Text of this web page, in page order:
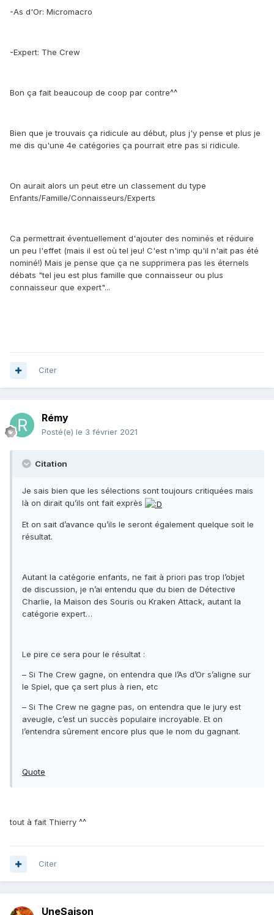
-As d'Or: Micromacro
-Expert: The Crew
Bon ça fait beaucoup de coop par contre^^
Bien que je trouvais ça ridicule au début, plus j'y pense et plus je
me dis qu'une 4e catégories ça pourrait etre pas si ridicule.
On aurait alors un peut etre un classement du type
Enfants/Famille/Connaisseurs/Experts
Ca permettrait éventuellement d'ajouter des nominés et réduire
un peu l'effet (mais il est où tel jeu! C'est n'imp qu'il n'ait pas été
nominé!) Mais je pense que ça ne supprimera pas les éternels
débats "tel jeu est plus famille que connaisseur ou plus
connaisseur que expert"...
Citer
Rémy
Posté(e) le 3 février 2021
Citation
Je sais bien que les sélections sont toujours critiquées mais
là on dirait qu’ils ont fait exprès
Et on sait d’avance qu’ils le seront également quelque soit le
résultat.
Autant la catégorie enfants, ne fait à priori pas trop l’objet
de discussion, je n’ai entendu que du bien de Détective
Charlie, la Maison des Souris ou Kraken Attack, autant la
catégorie expert…
Le pire ce sera pour le résultat :
– Si The Crew gagne, on entendra que l’As d’Or s’aligne sur
le Spiel, que ça sert plus à rien, etc
– Si The Crew ne gagne pas, on entendra que le jury est
aveugle, c’est un succès populaire incroyable. Et on
l’entendra sûrement encore plus que le nom du gagnant.
Quote
tout à fait Thierry ^^
Citer
UneSaison